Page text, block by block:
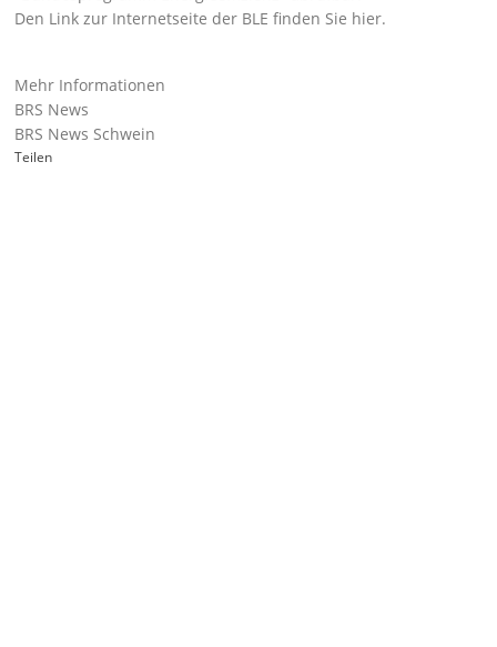
Den Link zur Internetseite der BLE finden Sie hier.
Mehr Informationen
BRS News
BRS News Schwein
Teilen